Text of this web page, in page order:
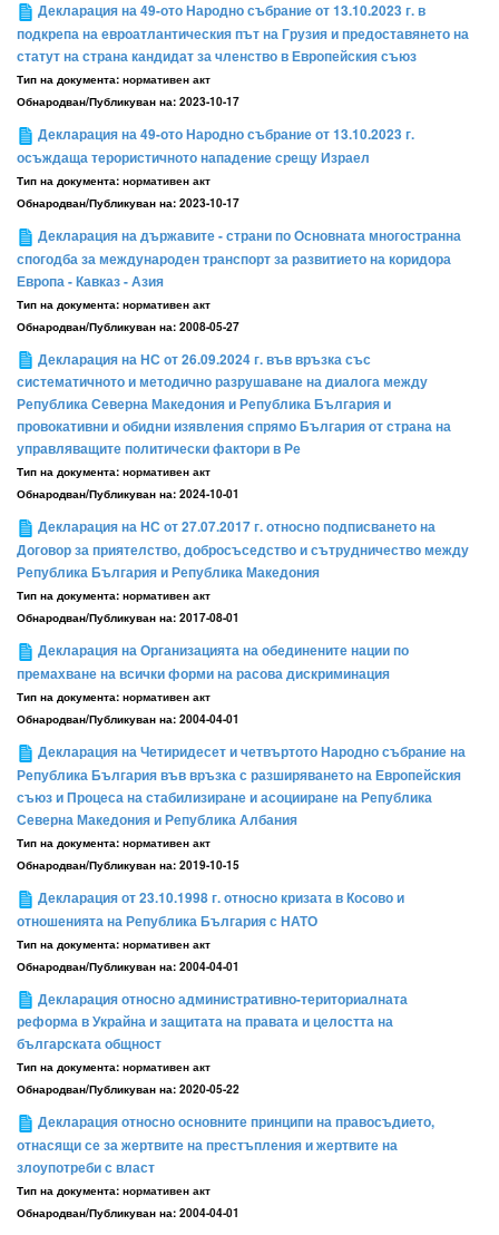
Декларация на 49-ото Народно събрание от 13.10.2023 г. в
подкрепа на евроатлантическия път на Грузия и предоставянето на
статут на страна кандидат за членство в Европейския съюз
Тип на документа: нормативен акт
Обнародван/Публикуван на: 2023-10-17
Декларация на 49-ото Народно събрание от 13.10.2023 г.
осъждаща терористичното нападение срещу Израел
Тип на документа: нормативен акт
Обнародван/Публикуван на: 2023-10-17
Декларация на държавите - страни по Основната многостранна
спогодба за международен транспорт за развитието на коридора
Европа - Кавказ - Азия
Тип на документа: нормативен акт
Обнародван/Публикуван на: 2008-05-27
Декларация на НС от 26.09.2024 г. във връзка със
систематичното и методично разрушаване на диалога между
Република Северна Македония и Република България и
провокативни и обидни изявления спрямо България от страна на
управляващите политически фактори в Ре
Тип на документа: нормативен акт
Обнародван/Публикуван на: 2024-10-01
Декларация на НС от 27.07.2017 г. относно подписването на
Договор за приятелство, добросъседство и сътрудничество между
Република България и Република Македония
Тип на документа: нормативен акт
Обнародван/Публикуван на: 2017-08-01
Декларация на Организацията на обединените нации по
премахване на всички форми на расова дискриминация
Тип на документа: нормативен акт
Обнародван/Публикуван на: 2004-04-01
Декларация на Четиридесет и четвъртото Народно събрание на
Република България във връзка с разширяването на Европейския
съюз и Процеса на стабилизиране и асоцииране на Република
Северна Македония и Република Албания
Тип на документа: нормативен акт
Обнародван/Публикуван на: 2019-10-15
Декларация от 23.10.1998 г. относно кризата в Косово и
отношенията на Република България с НАТО
Тип на документа: нормативен акт
Обнародван/Публикуван на: 2004-04-01
Декларация относно административно-териториалната
реформа в Украйна и защитата на правата и целостта на
българската общност
Тип на документа: нормативен акт
Обнародван/Публикуван на: 2020-05-22
Декларация относно основните принципи на правосъдието,
отнасящи се за жертвите на престъпления и жертвите на
злоупотреби с власт
Тип на документа: нормативен акт
Обнародван/Публикуван на: 2004-04-01